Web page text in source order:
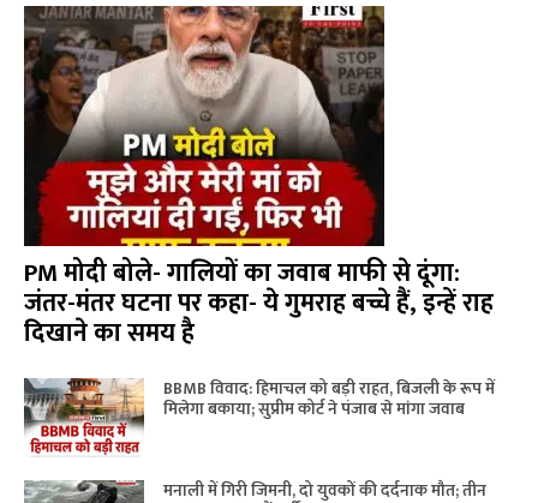
PM मोदी बोले- गालियों का जवाब माफी से दूंगा:
जंतर-मंतर घटना पर कहा- ये गुमराह बच्चे हैं, इन्हें राह
दिखाने का समय है
BBMB विवाद: हिमाचल को बड़ी राहत, बिजली के रूप में
मिलेगा बकाया; सुप्रीम कोर्ट ने पंजाब से मांगा जवाब
मनाली में गिरी जिमनी, दो युवकों की दर्दनाक मौत; तीन